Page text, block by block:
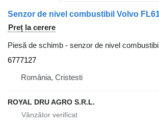
Preț la cerere
Piesă de schimb - senzor de nivel combustibil
6777127
România, Cristesti
ROYAL DRU AGRO S.R.L.